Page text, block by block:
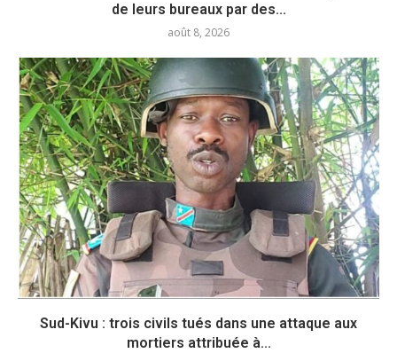
de leurs bureaux par des...
août 8, 2026
Sud-Kivu : trois civils tués dans une attaque aux
mortiers attribuée à...